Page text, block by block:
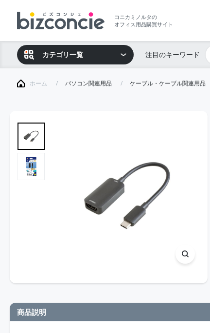
コニカミノルタの
オフィス用品購買サイト
カテゴリ一覧 注目のキーワード
ホーム パソコン関連用品 ケーブル・ケーブル関連用品
商品説明